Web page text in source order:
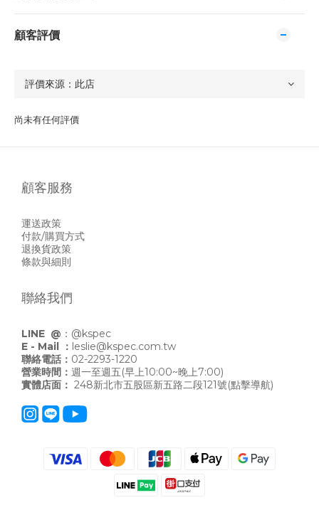
顧客評價
尚未有任何評價
顧客服務
運送政策
付款/購買方式
退換貨政策
條款與細則
聯絡我們
LINE @ ： @kspec
E - Mail ： leslie@kspec.com.tw
聯絡電話： 02-2293-1220
營業時間： 週一至週五(早上10:00~晚上7:00)
實體店面： 248新北市五股區新五路二段121號(點擊導航)